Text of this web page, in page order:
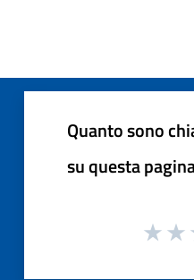
Quanto sono
su questa